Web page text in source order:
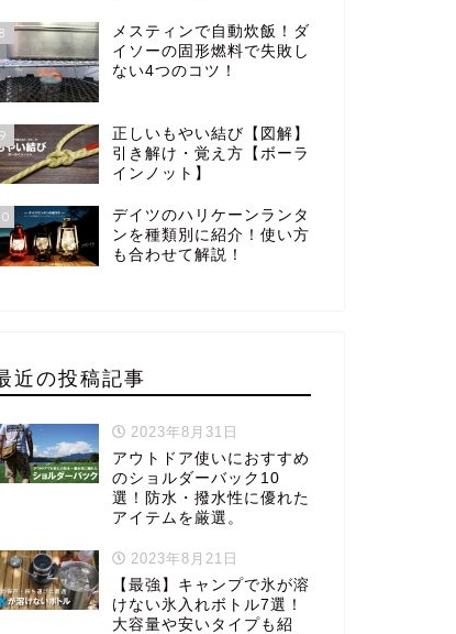
8
メスティンで自動炊飯！ダ
イソーの固形燃料で失敗し
ない4つのコツ！
9
正しいもやい結び【図解】
引き解け・覚え方【ボーラ
インノット】
デイツのハリケーンランタ
ンを種類別に紹介！使い方
も合わせて解説！
近の投稿記事
2023年8月31日
アウトドア使いにおすすめ
のショルダーバック10
選！防水・撥水性に優れた
アイテムを厳選。
2023年8月21日
【最強】キャンプで氷が溶
けない氷入れボトル7選！
大容量や安いタイプも紹